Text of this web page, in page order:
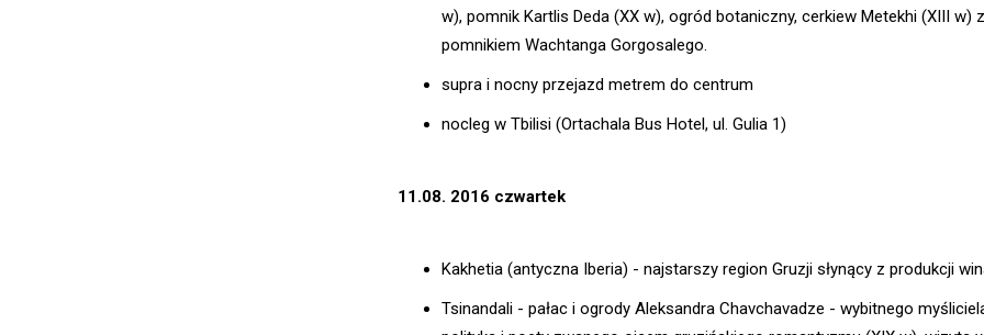
w), pomnik Kartlis Deda (XX w), ogród botaniczny, cerkiew Metekhi (XIII w) z
pomnikiem Wachtanga Gorgosalego.
supra i nocny przejazd metrem do centrum
nocleg w Tbilisi (Ortachala Bus Hotel, ul. Gulia 1)
11.08. 2016 czwartek
Kakhetia (antyczna Iberia) - najstarszy region Gruzji słynący z produkcji
Tsinandali - pałac i ogrody Aleksandra Chavchavadze - wybitnego